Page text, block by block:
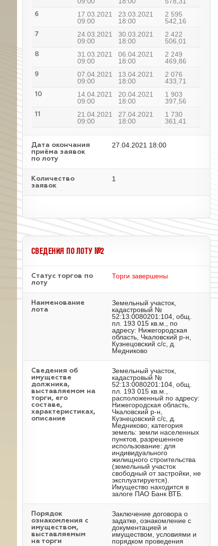
6
17.03.2021
09:00
23.03.2021
18:00
2 595
542,16
7
24.03.2021
09:00
30.03.2021
18:00
2 422
506,01
8
31.03.2021
09:00
06.04.2021
18:00
2 249
469,86
9
07.04.2021
09:00
13.04.2021
18:00
2 076
433,71
10
14.04.2021
09:00
20.04.2021
18:00
1 903
397,56
11
21.04.2021
09:00
27.04.2021
18:00
1 730
361,41
Дата окончания
приёма заявок
по лоту
27.04.2021 18:00
Количество
заявок
1
СВЕДЕНИЯ ПО ЛОТУ №2
Статус торгов по
лоту
Торги завершены
Наименование
лота
Земельный участок,
кадастровый №
52:13:0080201:104, общ.
пл. 193 015 кв.м., по
адресу: Нижегородская
область, Чкаловский р-н,
Кузнецовский с/с, д.
Медниково
Cведения об
имуществе
должника,
выставляемом на
торги, его
составе,
характеристиках,
описание
Земельный участок,
кадастровый №
52:13:0080201:104, общ.
пл. 193 015 кв.м.,
расположенный по адресу:
Нижегородская область,
Чкаловский р-н,
Кузнецовский с/с, д.
Медниково; категория
земель: земли населенных
пунктов, разрешенное
использование: для
индивидуального
жилищного строительства
(земельный участок
свободный от застройки, не
эксплуатируется).
Имущество находится в
залоге ПАО Банк ВТБ.
Порядок
ознакомления с
имуществом,
выставляемым
на торги
Заключение договора о
задатке, ознакомление с
документацией и
имуществом, условиями и
порядком проведения